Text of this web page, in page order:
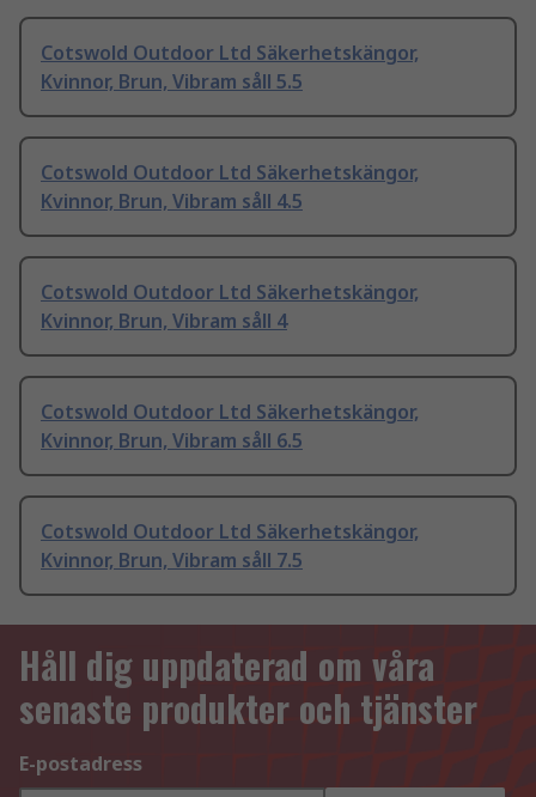
Cotswold Outdoor Ltd Säkerhetskängor,
Kvinnor, Brun, Vibram såll 5.5
Cotswold Outdoor Ltd Säkerhetskängor,
Kvinnor, Brun, Vibram såll 4.5
Cotswold Outdoor Ltd Säkerhetskängor,
Kvinnor, Brun, Vibram såll 4
Cotswold Outdoor Ltd Säkerhetskängor,
Kvinnor, Brun, Vibram såll 6.5
Cotswold Outdoor Ltd Säkerhetskängor,
Kvinnor, Brun, Vibram såll 7.5
Håll dig uppdaterad om våra
senaste produkter och tjänster
E-postadress